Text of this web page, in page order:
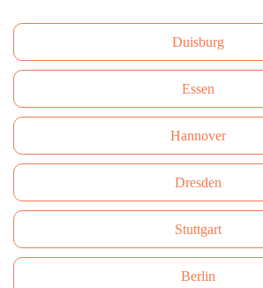
Duisburg
Essen
Hannover
Dresden
Stuttgart
Berlin